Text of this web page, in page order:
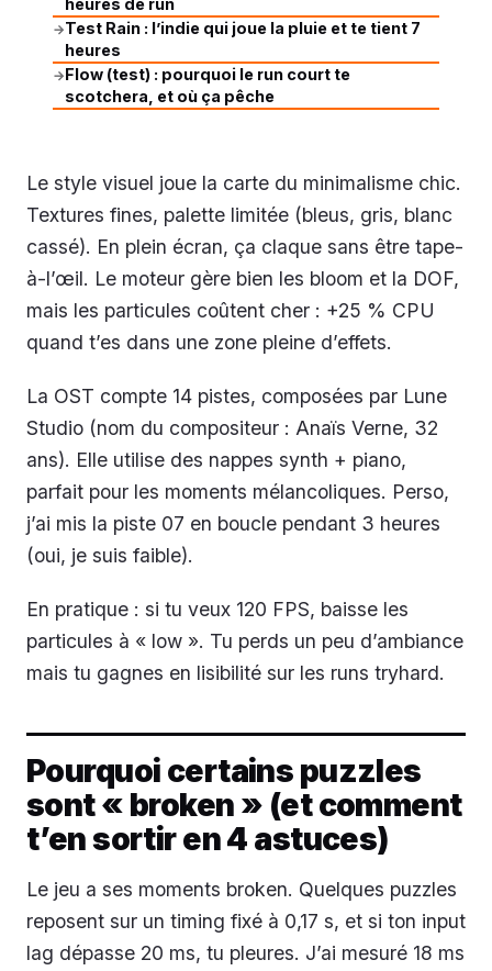
heures de run
→Test Rain : l’indie qui joue la pluie et te tient 7
heures
→Flow (test) : pourquoi le run court te
scotchera, et où ça pêche
Le style visuel joue la carte du minimalisme chic.
Textures fines, palette limitée (bleus, gris, blanc
cassé). En plein écran, ça claque sans être tape-
à-l’œil. Le moteur gère bien les bloom et la DOF,
mais les particules coûtent cher : +25 % CPU
quand t’es dans une zone pleine d’effets.
La OST compte 14 pistes, composées par Lune
Studio (nom du compositeur : Anaïs Verne, 32
ans). Elle utilise des nappes synth + piano,
parfait pour les moments mélancoliques. Perso,
j’ai mis la piste 07 en boucle pendant 3 heures
(oui, je suis faible).
En pratique : si tu veux 120 FPS, baisse les
particules à « low ». Tu perds un peu d’ambiance
mais tu gagnes en lisibilité sur les runs tryhard.
Pourquoi certains puzzles
sont « broken » (et comment
t’en sortir en 4 astuces)
Le jeu a ses moments broken. Quelques puzzles
reposent sur un timing fixé à 0,17 s, et si ton input
lag dépasse 20 ms, tu pleures. J’ai mesuré 18 ms